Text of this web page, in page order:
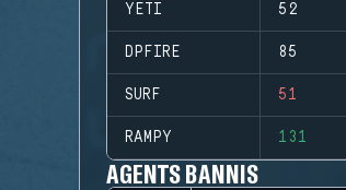
YETI 52
DPFIRE 85
SURF 51
RAMPY 131
AGENTS BANNIS